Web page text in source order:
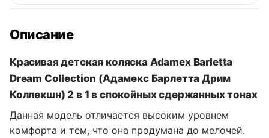
Описание
Красивая детская коляска Adamex Barletta
Dream Collection (Адамекс Барлетта Дрим
Коллекшн) 2 в 1 в спокойных сдержанных тонах
Данная модель отличается высоким уровнем
комфорта и тем, что она продумана до мелочей.